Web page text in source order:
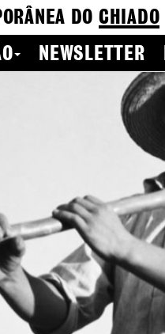
DO CHIADO
NEWSLETTER